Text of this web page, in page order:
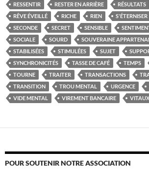
RESSENTIR
RESTER EN ARRIÈRE RÉSULTATS
RÊVE ÉVEILLÉ
RICHE RIEN S'ÉTERNISER
SECONDE
SECRET SENSIBLE
SOCIALE
SOURD SOUVERAINE
STABILISÉES
STIMULÉES SUJET
SYNCHRONICITÉS
TASSE DE CAFÉ TEMPS
TOURNE
TRAITER TRANSACTIONS
TRANSITION
TROU MENTAL URGENCE
VIDE MENTAL
VIREMENT BANCAIRE VITAUX
POUR SOUTENIR NOTRE ASSOCIATION